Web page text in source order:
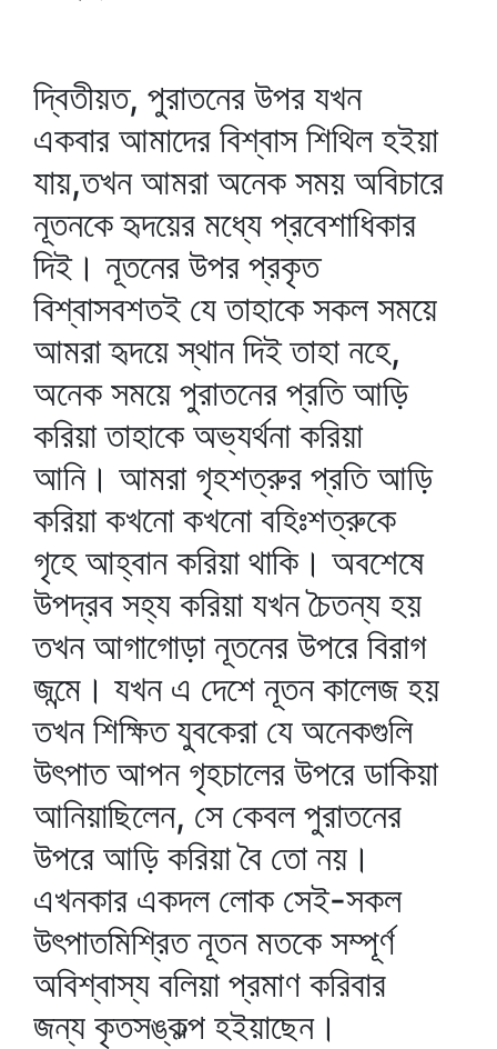
দ্বিতীয়ত, পুরাতনের উপর যখন
একবার আমাদের বিশ্বাস শিথিল হইয়া
যায়,তখন আমরা অনেক সময় অবিচারে
নূতনকে হৃদয়ের মধ্যে প্রবেশাধিকার
দিই। নূতনের উপর প্রকৃত
বিশ্বাসবশতই যে তাহাকে সকল সময়ে
আমরা হৃদয়ে স্থান দিই তাহা নহে,
অনেক সময়ে পুরাতনের প্রতি আড়ি
করিয়া তাহাকে অভ্যর্থনা করিয়া
আনি। আমরা গৃহশত্রুর প্রতি আড়ি
করিয়া কখনো কখনো বহিঃশত্রুকে
গৃহে আহ্বান করিয়া থাকি। অবশেষে
উপদ্রব সহ্য করিয়া যখন চৈতন্য হয়
তখন আগাগোড়া নূতনের উপরে বিরাগ
জন্মে। যখন এ দেশে নূতন কালেজ হয়
তখন শিক্ষিত যুবকেরা যে অনেকগুলি
উৎপাত আপন গৃহচালের উপরে ডাকিয়া
আনিয়াছিলেন, সে কেবল পুরাতনের
উপরে আড়ি করিয়া বৈ তো নয়।
এখনকার একদল লোক সেই-সকল
উৎপাতমিশ্রিত নূতন মতকে সম্পূর্ণ
অবিশ্বাস্য বলিয়া প্রমাণ করিবার
জন্য কৃতসঙ্কল্প হইয়াছেন।